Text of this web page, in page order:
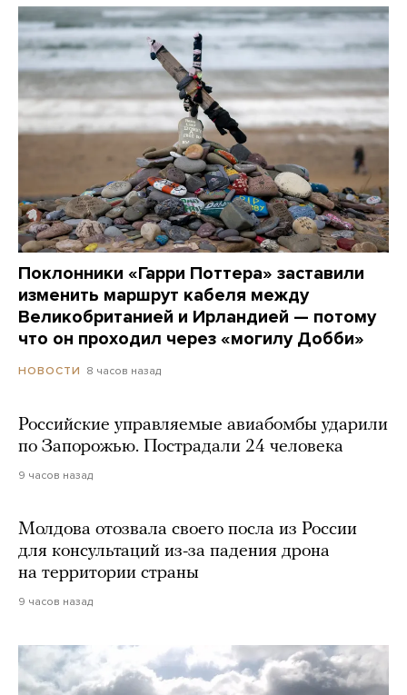
Поклонники «Гарри Поттера» заставили
изменить маршрут кабеля между
Великобританией и Ирландией — потому
что он проходил через «могилу Добби»
НОВОСТИ 8 часов назад
Российские управляемые авиабомбы ударили
по Запорожью. Пострадали 24 человека
9 часов назад
Молдова отозвала своего посла из России
для консультаций из-за падения дрона
на территории страны
9 часов назад